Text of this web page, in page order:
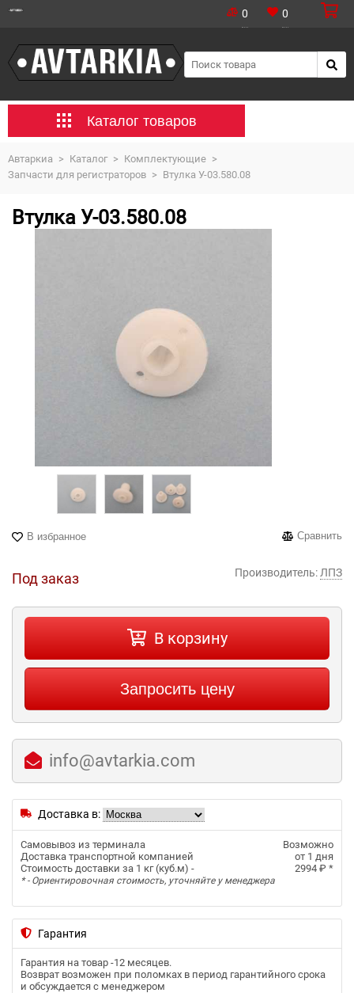
0 0
Каталог товаров
Автаркиа > Каталог > Комплектующие >
Запчасти для регистраторов > Втулка У-03.580.08
Втулка У-03.580.08
В избранное Сравнить
Под заказ Производитель: ЛПЗ
В корзину
Запросить цену
info@avtarkia.com
Доставка в:
Самовывоз из терминала
Возможно
Доставка транспортной компанией
от 1 дня
Стоимость доставки за 1 кг (куб.м) -
2994 ₽ *
* - Ориентировочная стоимость, уточняйте у менеджера
Гарантия
Гарантия на товар -12 месяцев.
Возврат возможен при поломках в период гарантийного срока
и обсуждается с менеджером